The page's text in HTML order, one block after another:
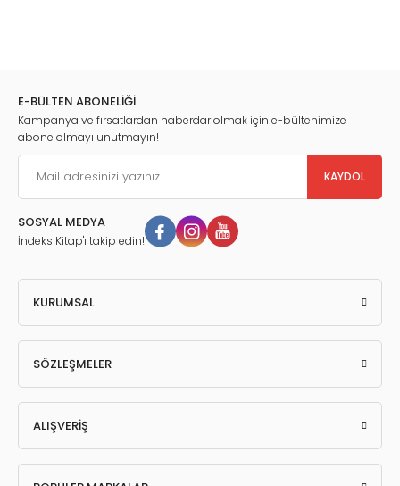
E-BÜLTEN ABONELİĞİ
Kampanya ve fırsatlardan haberdar olmak için e-bültenimize
abone olmayı unutmayın!
KAYDOL
SOSYAL MEDYA
İndeks Kitap'ı takip edin!
KURUMSAL
SÖZLEŞMELER
ALIŞVERİŞ